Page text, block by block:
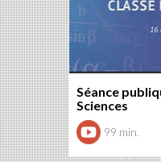
Séance
Sciences
99 min.